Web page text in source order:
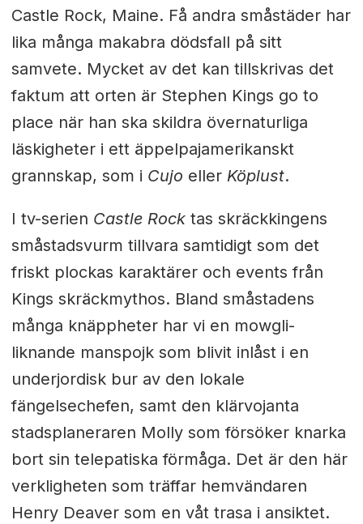
Castle Rock, Maine. Få andra småstäder har
lika många makabra dödsfall på sitt
samvete. Mycket av det kan tillskrivas det
faktum att orten är Stephen Kings go to
place när han ska skildra övernaturliga
läskigheter i ett äppelpajamerikanskt
grannskap, som i Cujo eller Köplust.
I tv-serien Castle Rock tas skräckkingens
småstadsvurm tillvara samtidigt som det
friskt plockas karaktärer och events från
Kings skräckmythos. Bland småstadens
många knäppheter har vi en mowgli-
liknande manspojk som blivit inlåst i en
underjordisk bur av den lokale
fängelsechefen, samt den klärvojanta
stadsplaneraren Molly som försöker knarka
bort sin telepatiska förmåga. Det är den här
verkligheten som träffar hemvändaren
Henry Deaver som en våt trasa i ansiktet.